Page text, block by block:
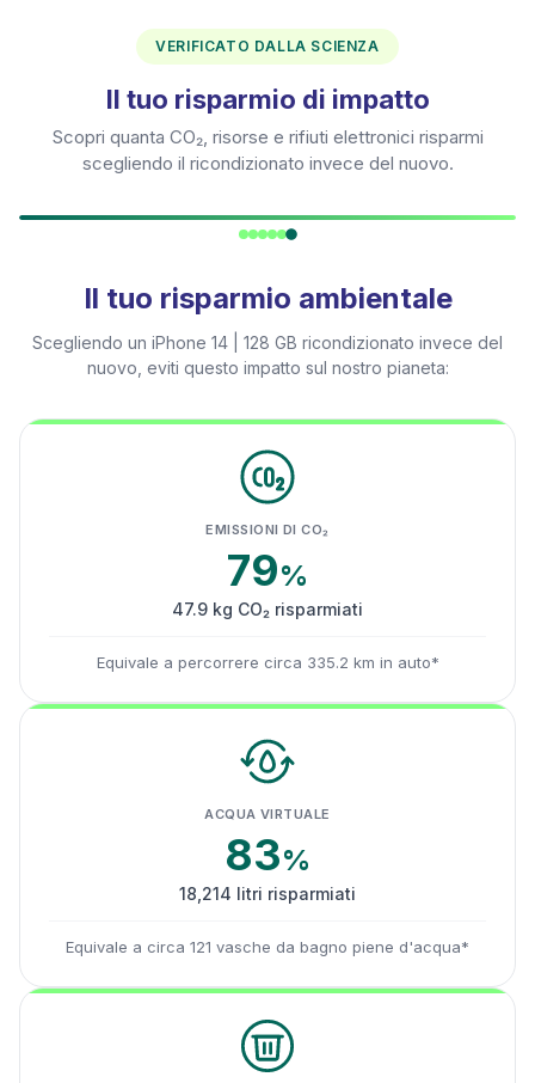
VERIFICATO DALLA SCIENZA
Il tuo risparmio di impatto
Scopri quanta CO₂, risorse e rifiuti elettronici risparmi
scegliendo il ricondizionato invece del nuovo.
Il tuo risparmio ambientale
Scegliendo un iPhone 14 | 128 GB ricondizionato invece del
nuovo, eviti questo impatto sul nostro pianeta:
EMISSIONI DI CO₂
79%
47.9 kg CO₂ risparmiati
Equivale a percorrere circa 335.2 km in auto*
ACQUA VIRTUALE
83%
18,214 litri risparmiati
Equivale a circa 121 vasche da bagno piene d'acqua*